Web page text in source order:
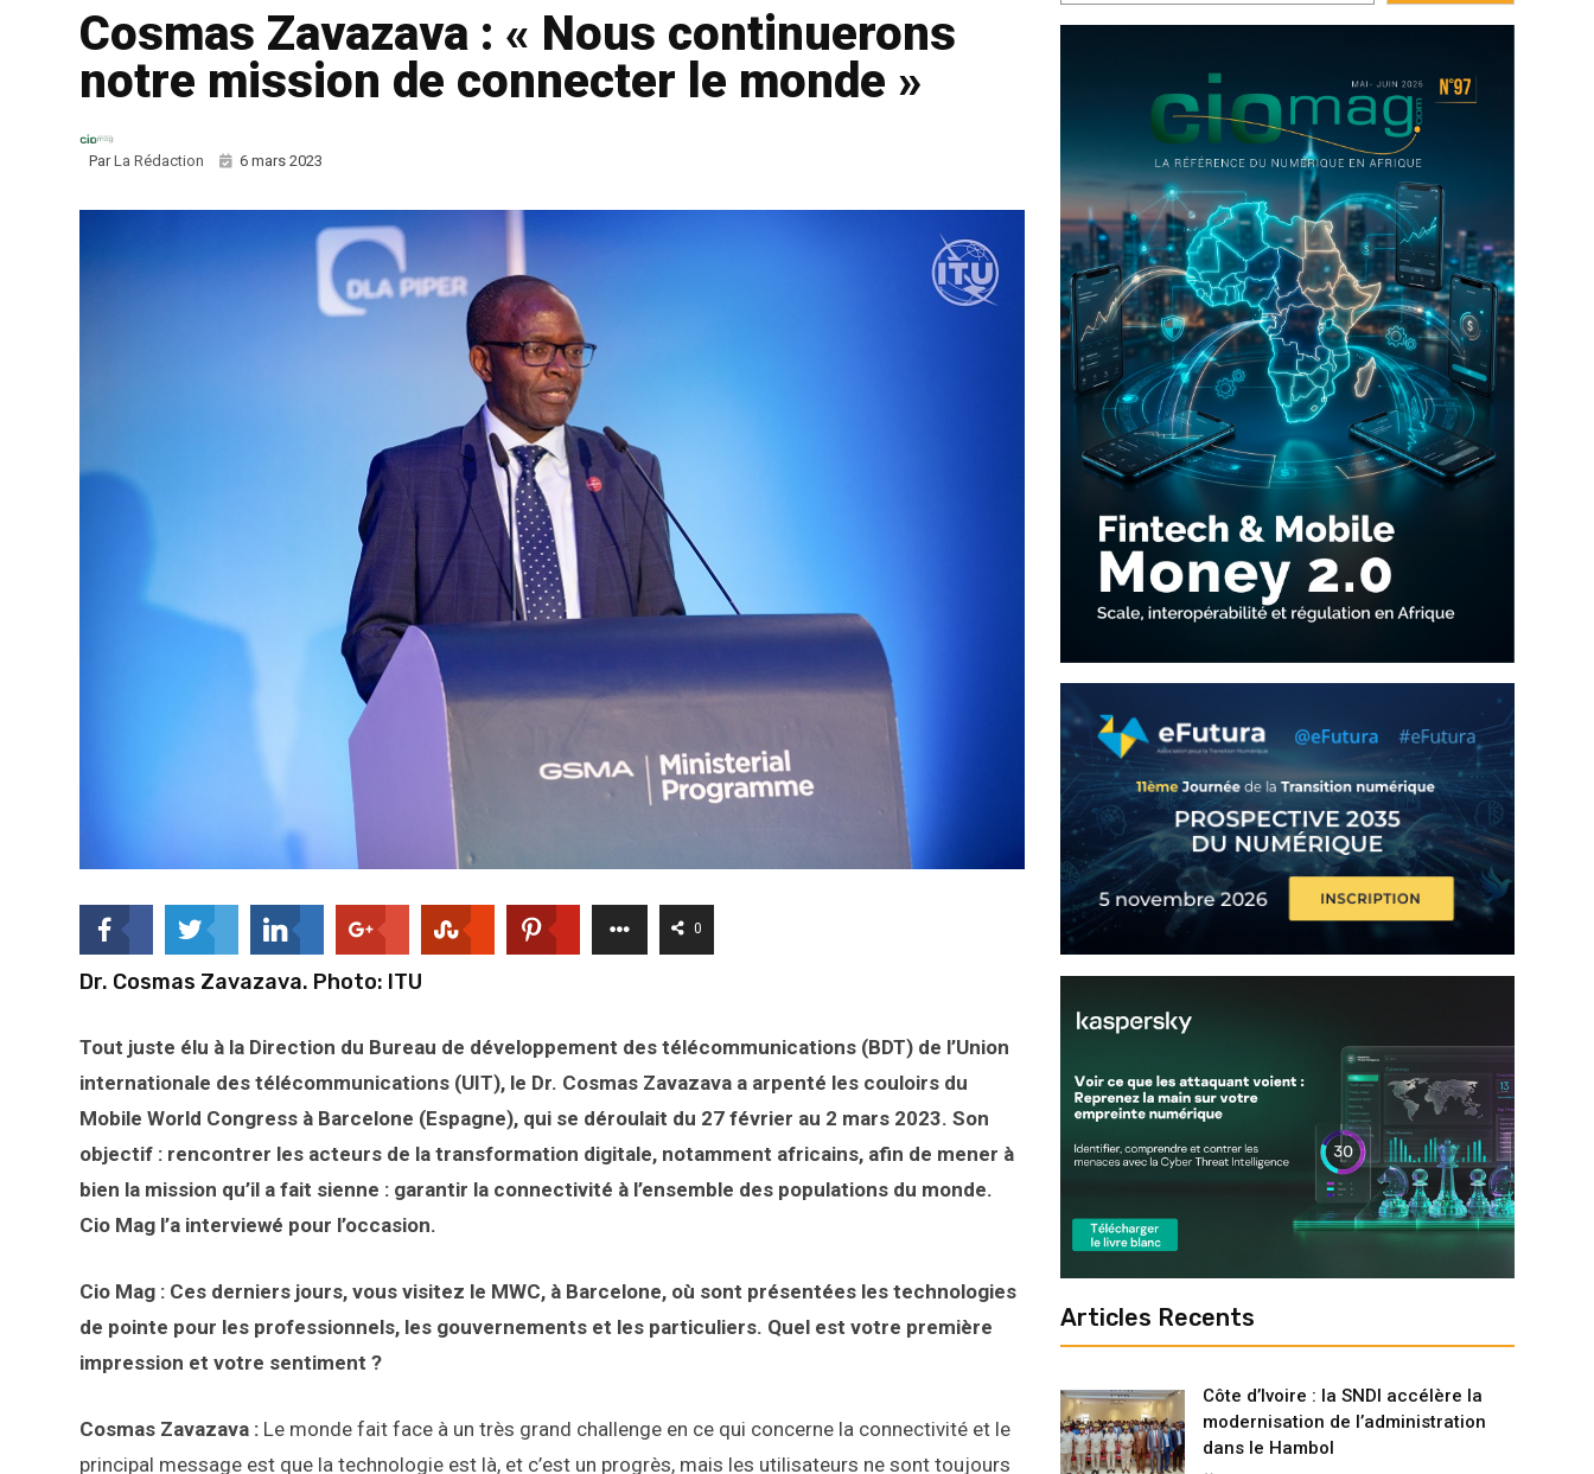
Cosmas Zavazava : « Nous continuerons
notre mission de connecter le monde »
ParLa Rédaction 6 mars 2023
0
Dr. Cosmas Zavazava. Photo: ITU
Tout juste élu à la Direction du Bureau de développement des télécommunications (BDT) de l’Union
internationale des télécommunications (UIT), le Dr. Cosmas Zavazava a arpenté les couloirs du
Mobile World Congress à Barcelone (Espagne), qui se déroulait du 27 février au 2 mars 2023. Son
objectif : rencontrer les acteurs de la transformation digitale, notamment africains, afin de mener à
bien la mission qu’il a fait sienne : garantir la connectivité à l’ensemble des populations du monde.
Cio Mag l’a interviewé pour l’occasion.
Cio Mag : Ces derniers jours, vous visitez le MWC, à Barcelone, où sont présentées les technologies
de pointe pour les professionnels, les gouvernements et les particuliers. Quel est votre première
impression et votre sentiment ?
Cosmas Zavazava : Le monde fait face à un très grand challenge en ce qui concerne la connectivité et le
principal message est que la technologie est là, et c’est un progrès, mais les utilisateurs ne sont toujours
Articles Recents
Côte d’Ivoire : la SNDI accélère la
modernisation de l’administration
dans le Hambol